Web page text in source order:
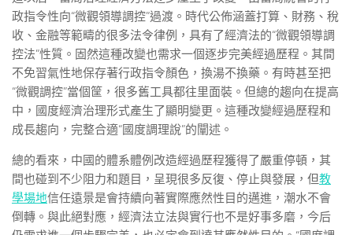
政指令性向“微觀領導調控”過渡。時代公佈涵蓋打算、財務、稅
收、金融等範疇的很多法令律例，具有了經濟法的“微觀領導調
控法”性質。固然這種改變也需求一個逐步完美經過歷程。其間
不免習氣性地保存著行政指令顏色，換湯不換藥。有時甚至把
“微觀調控”當個筐，很多舊工具都往里面裝。但總的趨向在提高
中，國度經濟治理形式產生了顯明變更。這種改變經過歷程和
成長趨向，完整合適“國度調理說”的闡述。
總的看來，中國的體系體例改造經過歷程獲得了嚴重停頓，其
間也碰到不少阻力和題目，呈現很多反復、停止與發展，但教
學場地信任遠景是會持續向著實際應然性目的邁進，潮水不會
倒轉。與此絕對應，經濟法立法與實行也不是好事多磨，今后